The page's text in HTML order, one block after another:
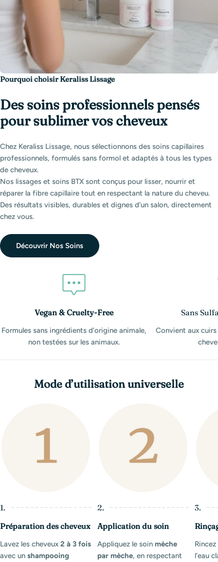
Pourquoi choisir Keraliss Lissage
Des soins professionnels pensés
pour sublimer vos cheveux
Chez Keraliss Lissage, nous sélectionnons des soins capillaires
professionnels, formulés sans formol et adaptés à tous les types
de cheveux.
Nos lissages et soins BTX sont conçus pour lisser, nourrir et
réparer la fibre capillaire tout en respectant la nature du cheveu.
Des résultats visibles, durables et dignes d’un salon, directement
chez vous.
Découvrir Nos Soins
Vegan & Cruelty-Free
Formules sans ingrédients d’origine animale,
non testées sur les animaux.
Sans
Convient aux
Mode d’utilisation universelle
1.
Préparation des cheveux
Lavez les cheveux 2 à 3 fois
avec un shampooing
2.
Application du soin
Appliquez le soinmèche
par mèche, en respectant
3.
l’eau